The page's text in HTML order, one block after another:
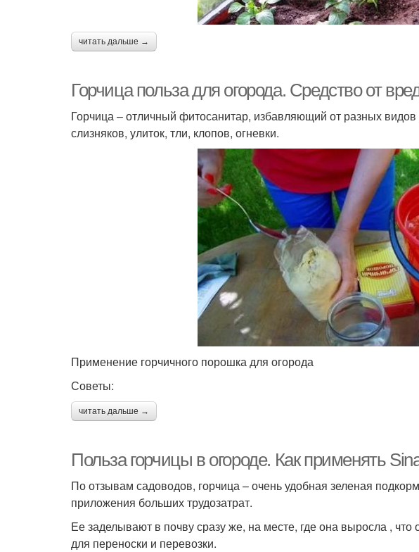
читать дальше →
Горчица польза для огорода. Средство от
Горчица – отличный фитосанитар, избавляющий от разных
слизняков, улиток, тли, клопов, огневки.
Применение горчичного порошка для огорода
Советы:
читать дальше →
Польза горчицы в огороде. Как применять
По отзывам садоводов, горчица – очень удобная зеленая
приложения больших трудозатрат.
Ее заделывают в почву сразу же, на месте, где она выросла , что
для переноски и перевозки.